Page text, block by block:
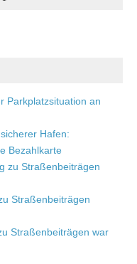
Parkplatzsituation an
Hafen:
Bezahlkarte
zu Straßenbeiträgen
Straßenbeiträgen
Straßenbeiträgen war